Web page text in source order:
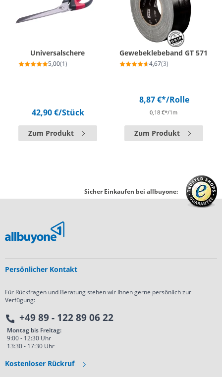
Universalschere
5,00(1)
42,90 €/Stück
Zum Produkt
Gewebeklebeband GT 571
4,67(3)
8,87 €*/Rolle
0,18 €*/1m
Zum Produkt
Sicher Einkaufen bei allbuyone:
Persönlicher Kontakt
Für Rückfragen und Beratung stehen wir Ihnen gerne persönlich zur
Verfügung:
+49 89 - 122 89 06 22
Montag bis Freitag:
9:00 - 12:30 Uhr
13:30 - 17:30 Uhr
Kostenloser Rückruf